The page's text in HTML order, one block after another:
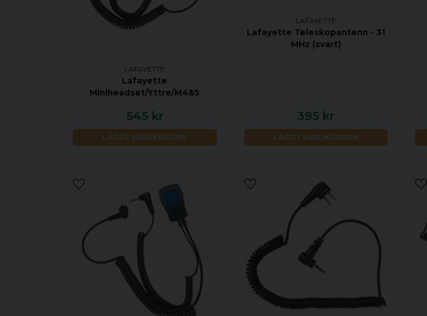
LAFAYETTE
Lafayette
Miniheadset/Yttre/M4&5
545 kr
LÄGG I VARUKORGEN
LAFAYETTE
Lafayette Teleskopantenn - 31
MHz (svart)
395 kr
LÄGG I VARUKORGEN